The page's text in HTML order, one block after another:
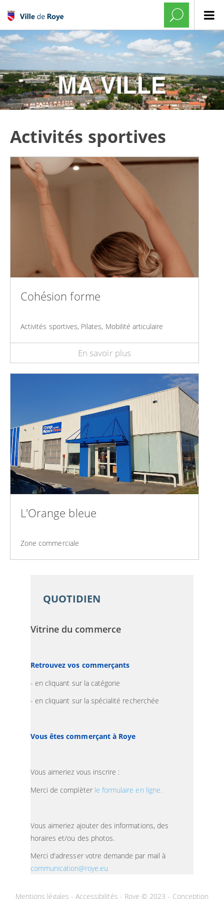
Activités sportives
Cohésion forme
Activités sportives, Pilates, Mobilité articulaire
En savoir plus
L'Orange bleue
Zone commerciale
QUOTIDIEN
Vitrine du commerce
Retrouvez vos commerçants
- en cliquant sur la catégorie
- en cliquant sur la spécialité recherchée
Vous êtes commerçant à Roye
Vous aimeriez vous inscrire :
Merci de complèter le formulaire en ligne.
Vous aimeriez ajouter des informations, des
horaires et/ou des photos.
Merci d'adresser votre demande par mail à
communication@roye.eu
Mentions légales - Accessibilités - Roye © 2023 - Conception